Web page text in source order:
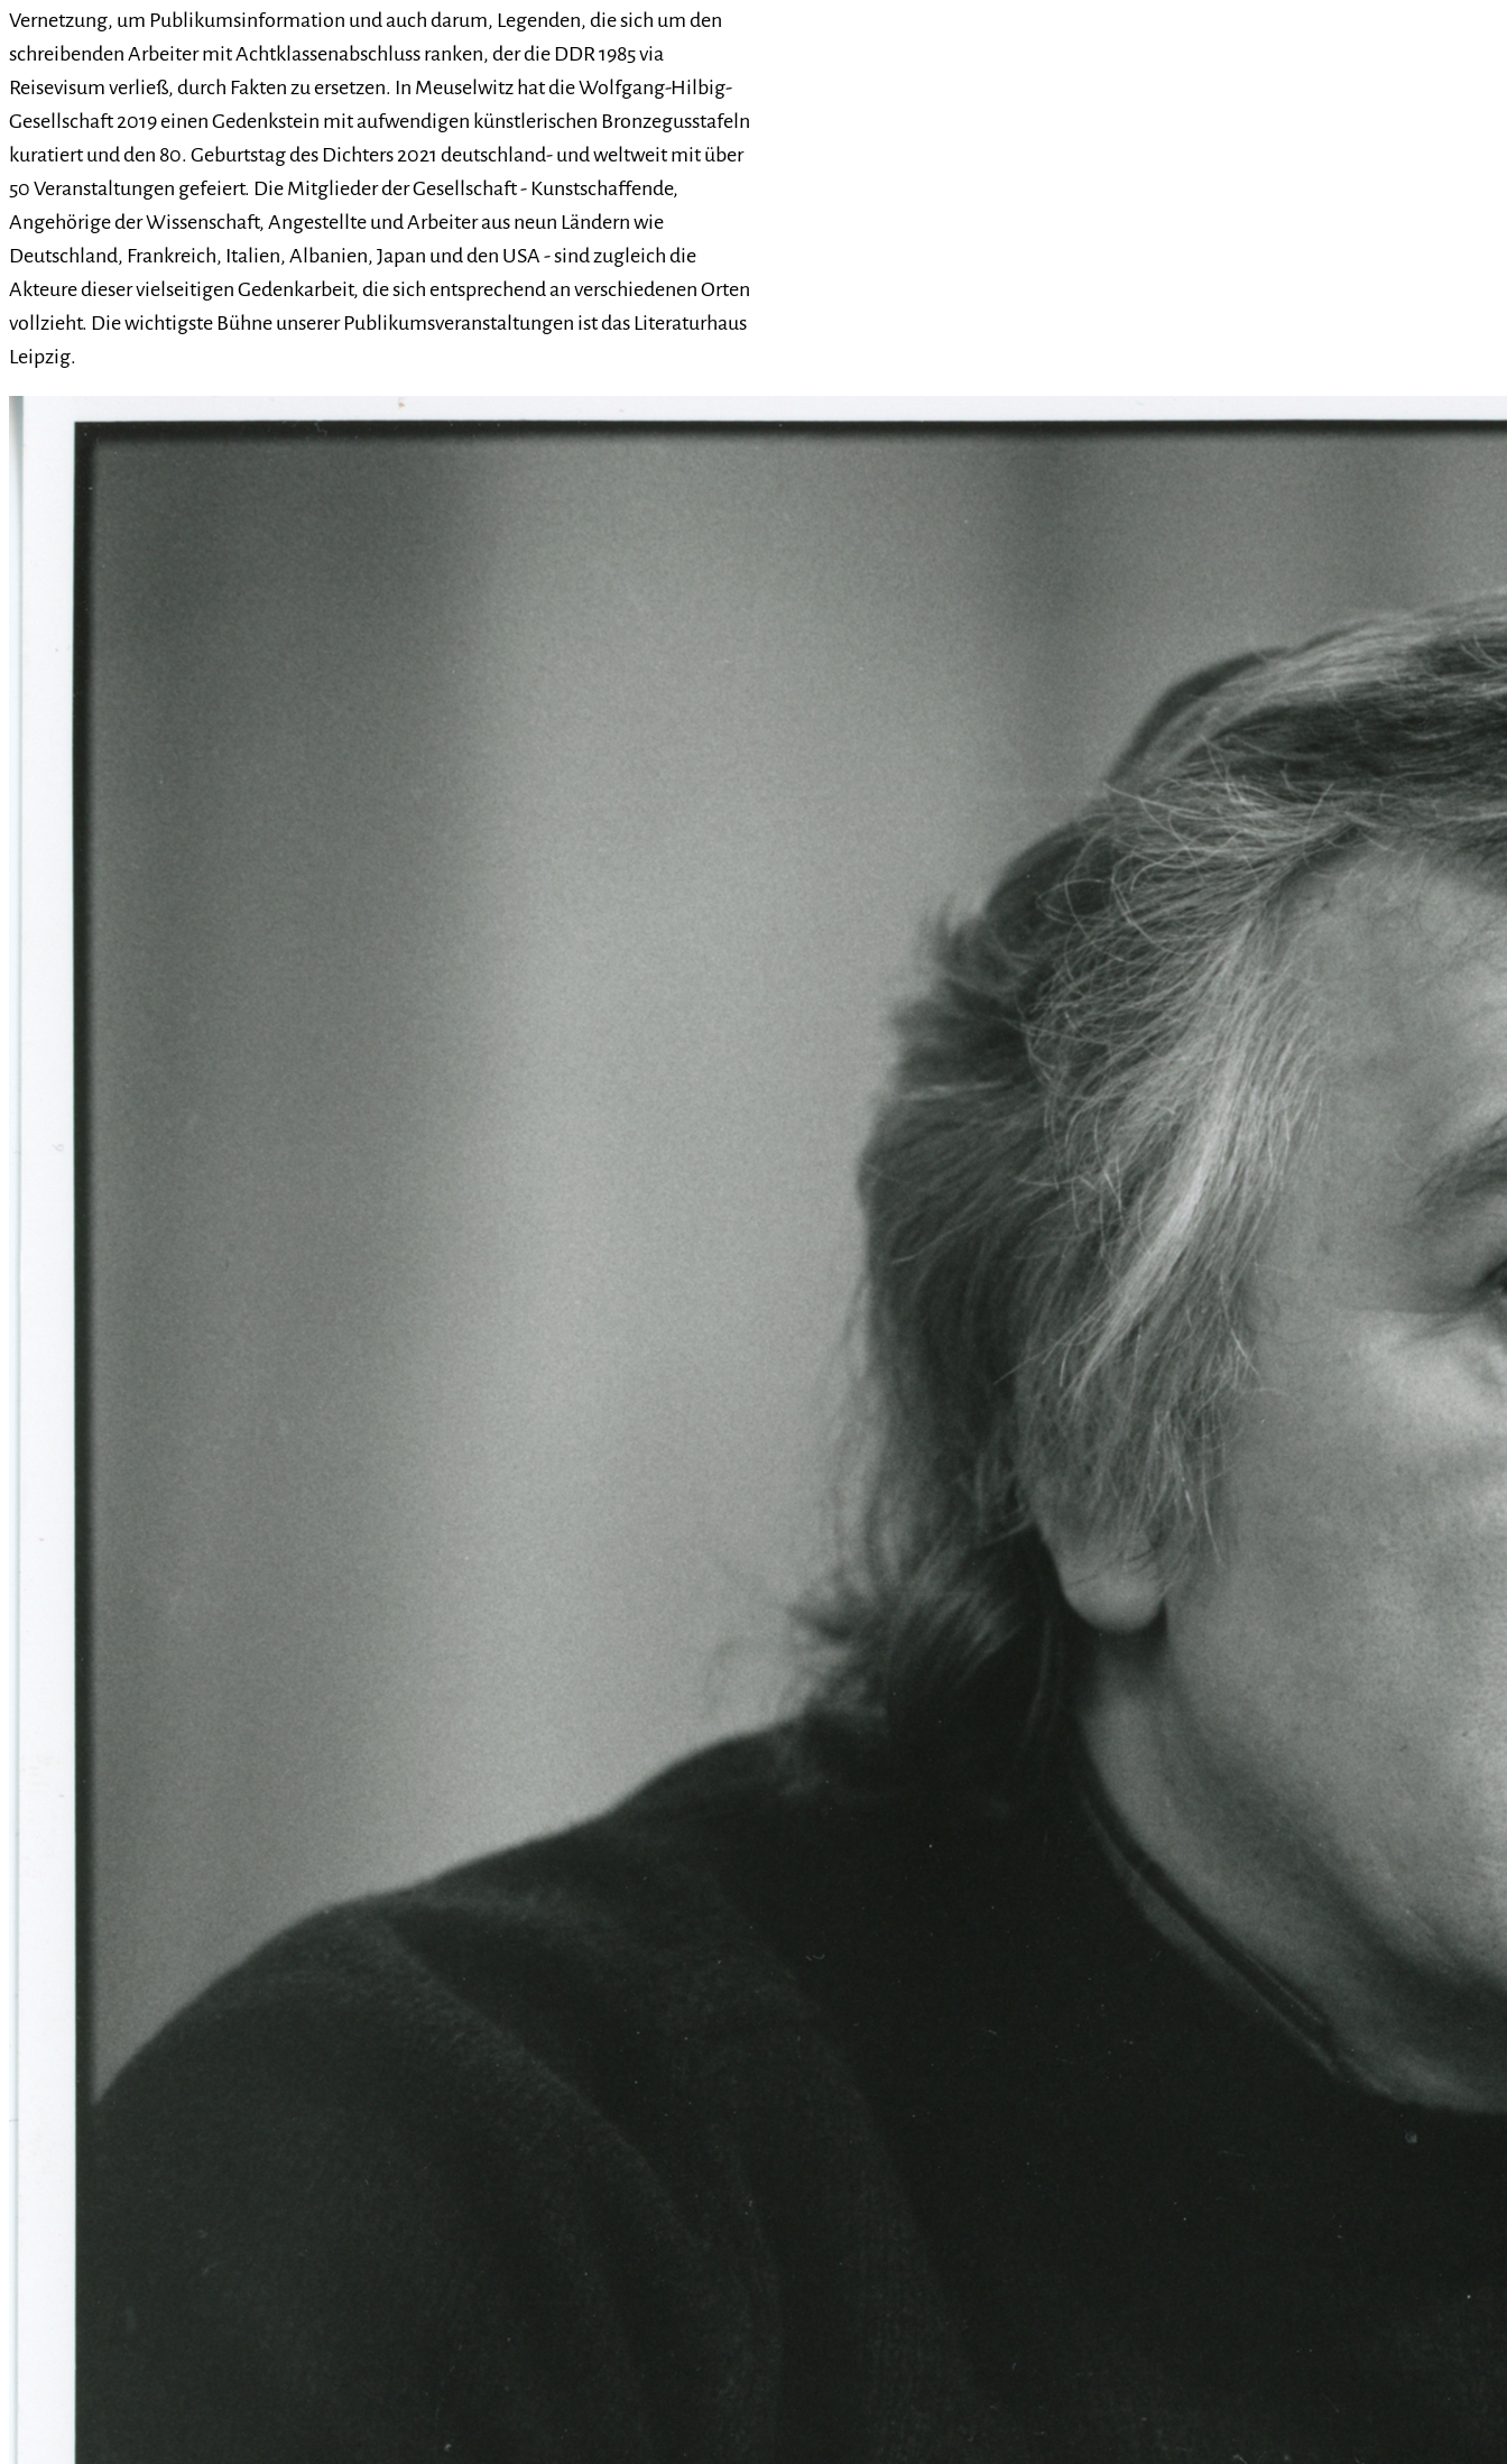
Vernetzung, um Publikumsinformation und auch darum, Legenden, die sich um den
schreibenden Arbeiter mit Achtklassenabschluss ranken, der die DDR 1985 via
Reisevisum verließ, durch Fakten zu ersetzen. In Meuselwitz hat die Wolfgang-Hilbig-
Gesellschaft 2019 einen Gedenkstein mit aufwendigen künstlerischen Bronzegusstafeln
kuratiert und den 80. Geburtstag des Dichters 2021 deutschland- und weltweit mit über
50 Veranstaltungen gefeiert. Die Mitglieder der Gesellschaft - Kunstschaffende,
Angehörige der Wissenschaft, Angestellte und Arbeiter aus neun Ländern wie
Deutschland, Frankreich, Italien, Albanien, Japan und den USA - sind zugleich die
Akteure dieser vielseitigen Gedenkarbeit, die sich entsprechend an verschiedenen Orten
vollzieht. Die wichtigste Bühne unserer Publikumsveranstaltungen ist das Literaturhaus
Leipzig.